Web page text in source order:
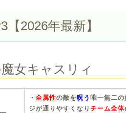
2026年最新】
女キャスリィ
・ 全属性の敵を呪う 唯一無二
ジが通りやすくなり チーム全